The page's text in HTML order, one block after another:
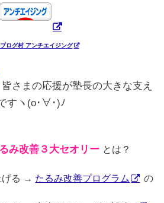
ログ村 アンチエイジング
皆さまの応援が塾長の大きな支え
すヽ(o･∀･)ﾉ
み改善３大セオリー とは？
げる → たるみ改善プログラム
の